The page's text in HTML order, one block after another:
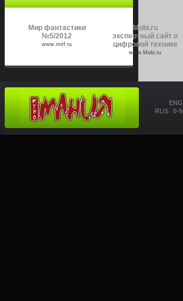
Мир фантастики
№5/2012
www.mirf.ru
Mobi.ru
экспертный сайт о
цифровой технике
www.Mobi.ru
ENG
RUS
0-9